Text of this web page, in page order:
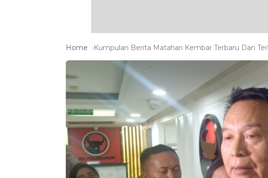
Home Kumpulan Berita Matahari Kembar Terbaru Dan